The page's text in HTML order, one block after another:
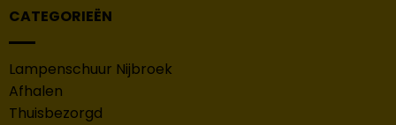
CATEGORIEËN
Lampenschuur Nijbroek
Afhalen
Thuisbezorgd